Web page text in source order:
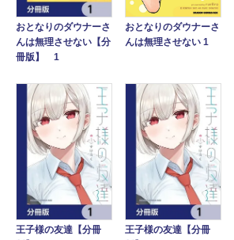
おとなりのダウナーさ
んは無理させない【分
冊版】 1
おとなりのダウナーさ
んは無理させない 1
王子様の友達【分冊
王子様の友達【分冊